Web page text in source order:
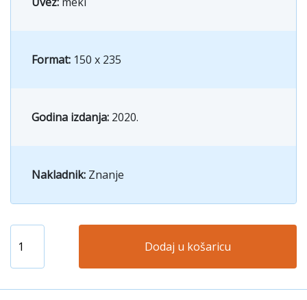
Format: 150 x 235
Godina izdanja: 2020.
Nakladnik: Znanje
Dodaj u košaricu